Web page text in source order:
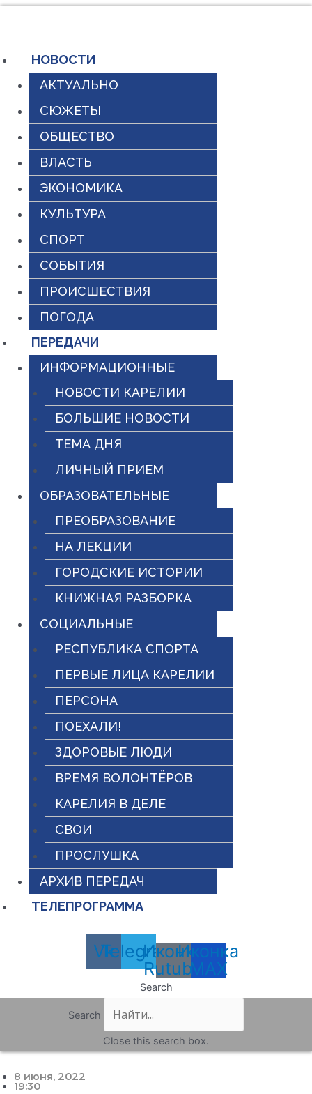
содержимому
НОВОСТИ
АКТУАЛЬНО
СЮЖЕТЫ
ОБЩЕСТВО
ВЛАСТЬ
ЭКОНОМИКА
КУЛЬТУРА
СПОРТ
СОБЫТИЯ
ПРОИСШЕСТВИЯ
ПОГОДА
ПЕРЕДАЧИ
ИНФОРМАЦИОННЫЕ
НОВОСТИ КАРЕЛИИ
БОЛЬШИЕ НОВОСТИ
ТЕМА ДНЯ
ЛИЧНЫЙ ПРИЕМ
ОБРАЗОВАТЕЛЬНЫЕ
ПРЕОБРАЗОВАНИЕ
НА ЛЕКЦИИ
ГОРОДСКИЕ ИСТОРИИ
КНИЖНАЯ РАЗБОРКА
СОЦИАЛЬНЫЕ
РЕСПУБЛИКА СПОРТА
ПЕРВЫЕ ЛИЦА КАРЕЛИИ
ПЕРСОНА
ПОЕХАЛИ!
ЗДОРОВЫЕ ЛЮДИ
ВРЕМЯ ВОЛОНТЁРОВ
КАРЕЛИЯ В ДЕЛЕ
СВОИ
ПРОСЛУШКА
АРХИВ ПЕРЕДАЧ
ТЕЛЕПРОГРАММА
Vk
Telegram
Иконка
Rutube
Иконка
MAX
Search
Search
Close this search box.
8 июня, 2022
19:30